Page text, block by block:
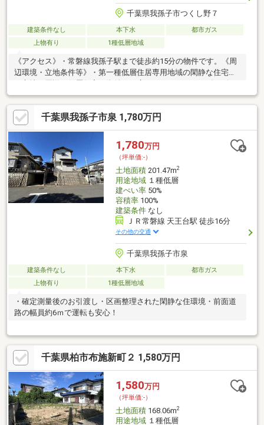
千葉県我孫子市つくし野７
建築条件なし 本下水
都市ガス
上物有り
1種低層地域
《アクセス》・常磐線我孫子駅まで徒歩約15分の物件です。《周
辺環境・立地条件等》・第一種低層住居専用地域の閑静な住宅街
に立地。周辺は低層住宅の街並みが広がっております。《リビン
グメッセージ》・ぽけっとランドあびこ保育園(約890m)・二階堂
幼稚園(約990m)・我孫子市立並木小学校(約740m)・我孫子市立久
寺家中学校(約1850m)・東武ストア我孫子店(約1110m)・セブンイ
レブン我孫子並木5丁目店(約530m)・あびこショッピングプラザ
(1010m)
千葉県我孫子市泉 1,780万円
1,780万円
（坪単価:-）
土地面積201.47m2
用途地域１種低層
建ぺい率50%
容積率100%
建築条件なし
ＪＲ常磐線 天王台駅 徒歩16分
その他の交通
千葉県我孫子市泉
建築条件なし 本下水
都市ガス
上物有り
1種低層地域
・確定測量後のお引渡し・区画整理された閑静な住環境・前面道
路の幅員約6ｍで運転も安心！
千葉県柏市布施新町２ 1,580万円
1,580万円
（坪単価:-）
土地面積168.06m2
用途地域１種低層